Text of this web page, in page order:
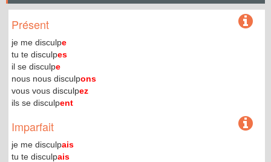
Présent
je me disculpe
tu te disculpes
il se disculpe
nous nous disculpons
vous vous disculpez
ils se disculpent
Imparfait
je me disculpais
tu te disculpais